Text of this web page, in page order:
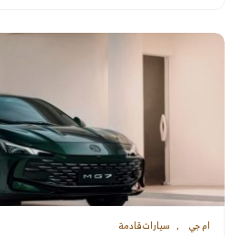
ام جي سيارات قادمة